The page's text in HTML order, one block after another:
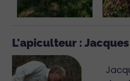
L'apiculteur : Jacques